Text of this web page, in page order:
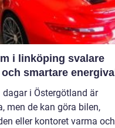
linköping svalare
smartare energival
dagar i Östergötland är
men de kan göra bilen,
eller kontoret varma och